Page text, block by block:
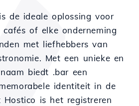
de ideale oplossing voor
cafés of elke onderneming
met liefhebbers van
Met een unieke en
biedt .bar een
identiteit in de
Hostico is het registreren